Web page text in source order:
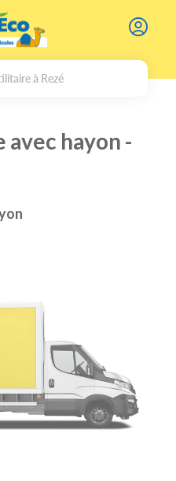
à Rezé
hayon -